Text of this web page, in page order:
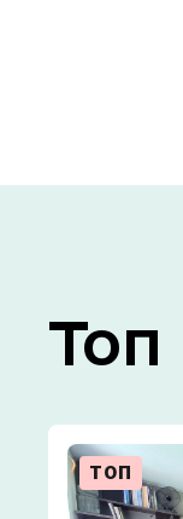
Топ
ТОП